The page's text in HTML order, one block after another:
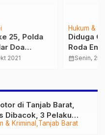
Merangin
Diduga Curi Kendaraan
Roda Empat, Seorang
Oknum Polisi Ditangkap
calendar_monthSenin, 25 Jan 2021
& Kriminal Tanjab Barat
di Tanjab Barat,
Dibacok, 3 Pelaku